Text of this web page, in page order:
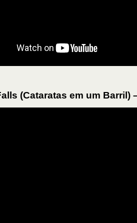
(Cataratas em um Barril)